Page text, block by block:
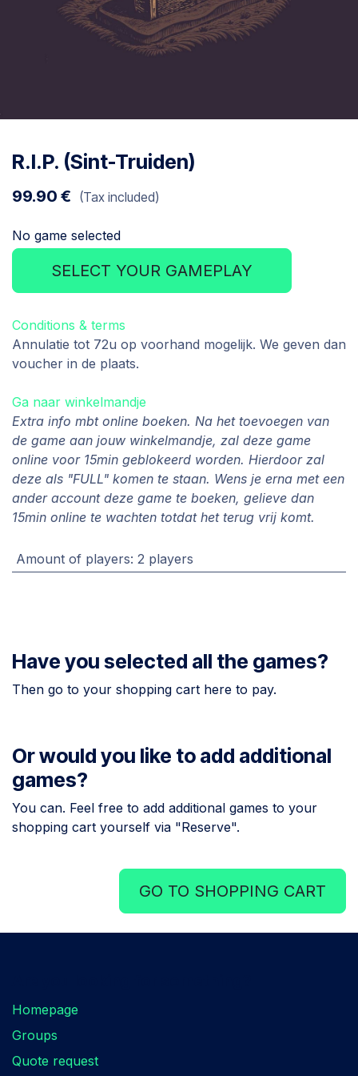
R.I.P. (Sint-Truiden)
99.90 € (Tax included)
No game selected
SELECT YOUR GAMEPLAY
Conditions & terms
Annulatie tot 72u op voorhand mogelijk. We geven dan
voucher in de plaats.
Ga naar winkelmandje
Extra info mbt online boeken. Na het toevoegen van
de game aan jouw winkelmandje, zal deze game
online voor 15min geblokeerd worden. Hierdoor zal
deze als "FULL" komen te staan. Wens je erna met een
ander account deze game te boeken, gelieve dan
15min online te wachten totdat het terug vrij komt.
Amount of players: 2 players
Have you selected all the games?
Then go to your shopping cart here to pay.
Or would you like to add additional
games?
You can. Feel free to add additional games to your
shopping cart yourself via "Reserve".
GO TO SHOPPING CART
Homepage
Groups
Quote request